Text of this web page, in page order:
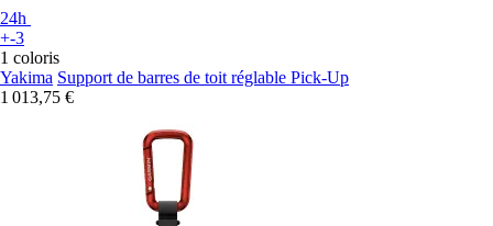
24h
+-3
1 coloris
Yakima Support de barres de toit réglable Pick-Up
1 013,75 €